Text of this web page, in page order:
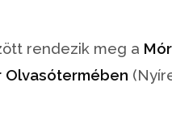
rendezik meg a
Olvasótermében